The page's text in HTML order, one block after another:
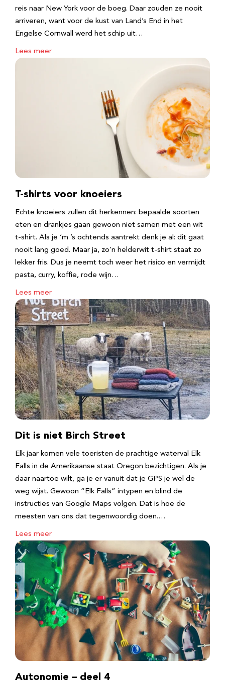
reis naar New York voor de boeg. Daar zouden ze nooit
arriveren, want voor de kust van Land’s End in het
Engelse Cornwall werd het schip uit…
Lees meer
T-shirts voor knoeiers
Echte knoeiers zullen dit herkennen: bepaalde soorten
eten en drankjes gaan gewoon niet samen met een wit
t-shirt. Als je ‘m ’s ochtends aantrekt denk je al: dit gaat
nooit lang goed. Maar ja, zo’n helderwit t-shirt staat zo
lekker fris. Dus je neemt toch weer het risico en vermijdt
pasta, curry, koffie, rode wijn…
Lees meer
Dit is niet Birch Street
Elk jaar komen vele toeristen de prachtige waterval Elk
Falls in de Amerikaanse staat Oregon bezichtigen. Als je
daar naartoe wilt, ga je er vanuit dat je GPS je wel de
weg wijst. Gewoon “Elk Falls” intypen en blind de
instructies van Google Maps volgen. Dat is hoe de
meesten van ons dat tegenwoordig doen.…
Lees meer
Autonomie – deel 4